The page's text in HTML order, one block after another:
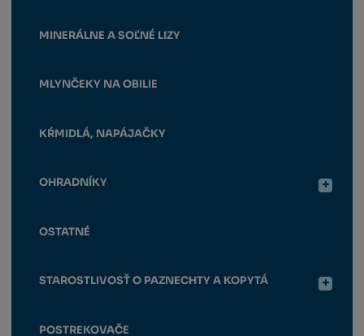
MINERÁLNE A SOĽNÉ LIZY
MLYNČEKY NA OBILIE
KŔMIDLÁ, NAPÁJAČKY
OHRADNÍKY
OSTATNÉ
STAROSTLIVOSŤ O PAZNECHTY A KOPYTÁ
POSTREKOVAČE